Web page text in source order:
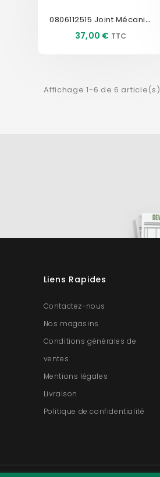
0806112515 Joint Mécanique...
Prix
37,00 €
Affichage 1-6 de 6 article(s)
Liens Rapides
Contactez-nous
Nos magasins
Conditions générales de
ventes
Mentions légales
Livraison
Politique de confidentialité